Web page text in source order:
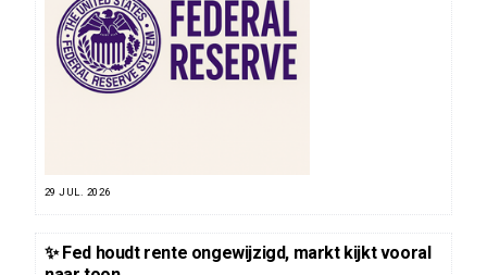
29 JUL. 2026
✨ Fed houdt rente ongewijzigd, markt kijkt vooral